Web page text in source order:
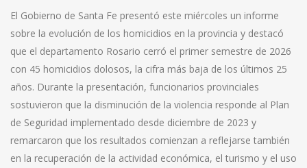
El Gobierno de Santa Fe presentó este miércoles un informe
sobre la evolución de los homicidios en la provincia y destacó
que el departamento Rosario cerró el primer semestre de 2026
con 45 homicidios dolosos, la cifra más baja de los últimos 25
años. Durante la presentación, funcionarios provinciales
sostuvieron que la disminución de la violencia responde al Plan
de Seguridad implementado desde diciembre de 2023 y
remarcaron que los resultados comienzan a reflejarse también
en la recuperación de la actividad económica, el turismo y el uso